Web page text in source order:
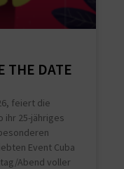
THE DATE
feiert die
ihr 25-jähriges
Event Cuba
Abend voller